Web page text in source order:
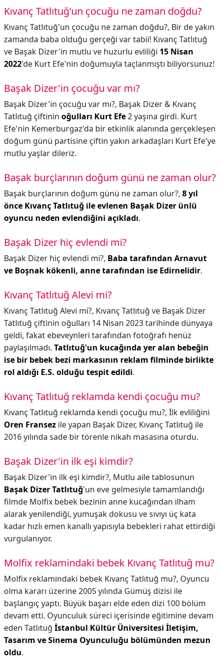
Kıvanç Tatlıtuğ'un çocuğu ne zaman doğdu?
Kıvanç Tatlıtuğ'un çocuğu ne zaman doğdu?, Bir de yakın
zamanda baba olduğu gerçeği var tabii! Kıvanç Tatlıtuğ
ve Başak Dizer'in mutlu ve huzurlu evliliği 15 Nisan
2022'de Kurt Efe'nin doğumuyla taçlanmıştı biliyorsunuz!
Başak Dizer'in çocuğu var mı?
Başak Dizer'in çocuğu var mı?, Başak Dizer & Kıvanç
Tatlıtuğ çiftinin oğulları Kurt Efe2 yaşına girdi. Kurt
Efe'nin Kemerburgaz'da bir etkinlik alanında gerçekleşen
doğum günü partisine çiftin yakın arkadaşları Kurt Efe'ye
mutlu yaşlar dileriz.
Başak burçlarının doğum günü ne zaman olur?
Başak burçlarının doğum günü ne zaman olur?, 8 yıl
önce Kıvanç Tatlıtuğ ile evlenen Başak Dizer ünlü
oyuncu neden evlendiğini açıkladı.
Başak Dizer hiç evlendi mi?
Başak Dizer hiç evlendi mi?, Baba tarafından Arnavut
ve Boşnak kökenli, anne tarafından ise Edirnelidir.
Kıvanç Tatlıtuğ Alevi mi?
Kıvanç Tatlıtuğ Alevi mi?, Kıvanç Tatlıtuğ ve Başak Dizer
Tatlıtuğ çiftinin oğulları 14 Nisan 2023 tarihinde dünyaya
geldi, fakat ebeveynleri tarafından fotoğrafı henüz
paylaşılmadı. Tatlıtuğ'un kucağında yer alan bebeğin
ise bir bebek bezi markasının reklam filminde birlikte
rol aldığı E.S. olduğu tespit edildi.
Kıvanç Tatlıtuğ reklamda kendi çocuğu mu?
Kıvanç Tatlıtuğ reklamda kendi çocuğu mu?, İlk evliliğini
Oren Fransez ile yapan Başak Dizer, Kıvanç Tatlıtuğ ile
2016 yılında sade bir törenle nikah masasına oturdu.
Başak Dizer'in ilk eşi kimdir?
Başak Dizer'in ilk eşi kimdir?, Mutlu aile tablosunun
Başak Dizer Tatlıtuğ'un eve gelmesiyle tamamlandığı
filmde Molfix bebek bezinin anne kucağından ilham
alarak yenilendiği, yumuşak dokusu ve sıvıyı üç kata
kadar hızlı emen kanallı yapısıyla bebekleri rahat ettirdiği
vurgulanıyor.
Molfix reklamindaki bebek Kıvanç Tatlıtuğ mu?
Molfix reklamindaki bebek Kıvanç Tatlıtuğ mu?, Oyuncu
olma kararı üzerine 2005 yılında Gümüş dizisi ile
başlangıç yaptı. Büyük başarı elde eden dizi 100 bölüm
devam etti. Oyunculuk süreci içerisinde eğitimine devam
eden Tatlıtuğ İstanbul Kültür Üniversitesi İletişim,
Tasarım ve Sinema Oyunculuğu bölümünden mezun
oldu.